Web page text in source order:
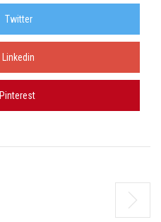
Twitter
Linkedin
Pinterest